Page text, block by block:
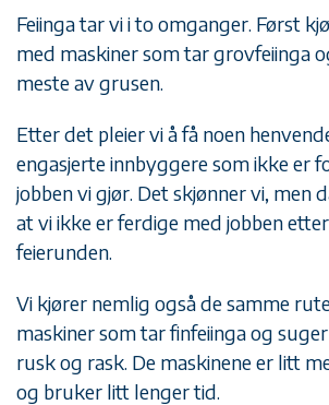
Feiinga tar vi i to omganger. Først
med maskiner som tar grovfeiinga
meste av grusen.
Etter det pleier vi å få noen
engasjerte innbyggere som ikke er
jobben vi gjør. Det skjønner vi, men
at vi ikke er ferdige med jobben
feierunden.
Vi kjører nemlig også de samme
maskiner som tar finfeiinga og
rusk og rask. De maskinene er litt
og bruker litt lenger tid.